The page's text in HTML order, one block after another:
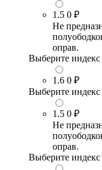
1.5 0 ₽
Не
оправ.
Выберите индекс
1.6 0 ₽
Выберите индекс
1.5 0 ₽
Не
оправ.
Выберите индекс